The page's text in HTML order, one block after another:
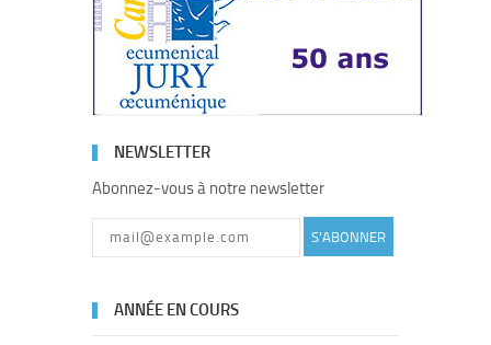
NEWSLETTER
Abonnez-vous à notre newsletter
S'ABONNER
ANNÉE EN COURS